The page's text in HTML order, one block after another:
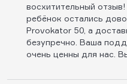
восхитительный
ребёнок остались
Provokator 50, а
безупречно. Ваша
очень ценны для нас.